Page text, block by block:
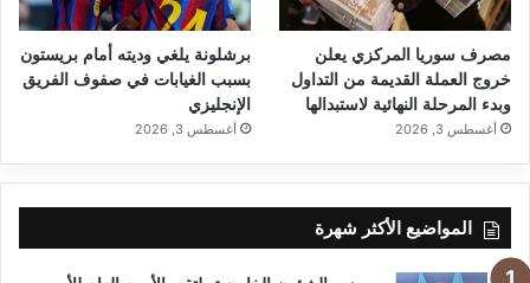
مصرف سوريا المركزي يعلن
خروج العملة القديمة من التداول
وبدء المرحلة النهائية لاستبدالها
أغسطس 3, 2026
برشلونة يلغي وديته أمام بريستون
بسبب الغيابات في صفوف الفريق
الإنجليزي
أغسطس 3, 2026
المواضيع الأكثر شهرة